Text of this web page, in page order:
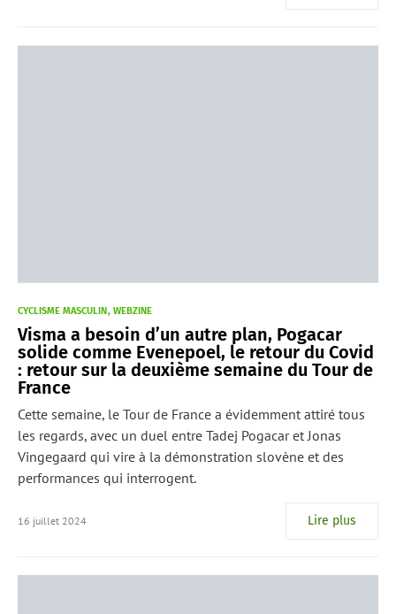
CYCLISME MASCULIN WEBZINE
Visma a besoin d’un autre plan, Pogacar
solide comme Evenepoel, le retour du Covid
: retour sur la deuxième semaine du Tour de
France
Cette semaine, le Tour de France a évidemment attiré tous
les regards, avec un duel entre Tadej Pogacar et Jonas
Vingegaard qui vire à la démonstration slovène et des
performances qui interrogent.
16 juillet 2024 Lire plus